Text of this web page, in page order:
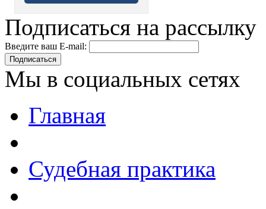
Подписаться на рассылку
Введите ваш E-mail:
Подписаться
Мы в социальных сетях
Главная
Судебная практика